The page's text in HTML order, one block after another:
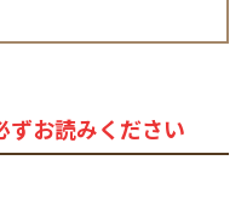
ずお読みください